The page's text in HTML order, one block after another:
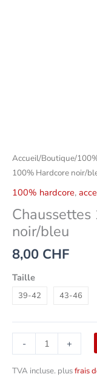
Accueil/Boutique/
100% Hardcore noir/
100% hardcore,
noir/bleu
8,00 CHF
Taille
39-42 43-46
- +
TVA incluse. plusfrais